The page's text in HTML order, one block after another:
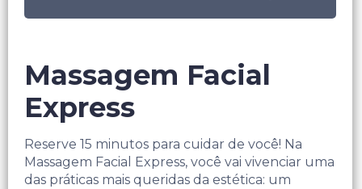
Massagem Facial
Express
Reserve 15 minutos para cuidar de você! Na
Massagem Facial Express, você vai vivenciar uma
das práticas mais queridas da estética: um